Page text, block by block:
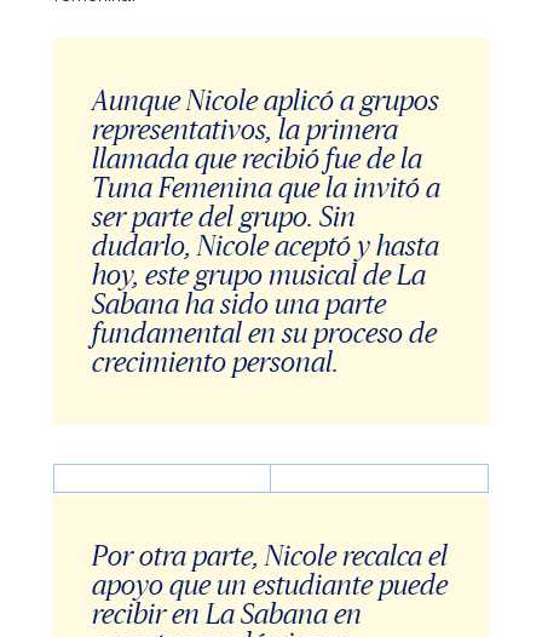
Aunque Nicole aplicó a grupos
representativos, la primera
llamada que recibió fue de la
Tuna Femenina que la invitó a
ser parte del grupo. Sin
dudarlo, Nicole aceptó y hasta
hoy, este grupo musical de La
Sabana ha sido una parte
fundamental en su proceso de
crecimiento personal.
Por otra parte, Nicole recalca el
apoyo que un estudiante puede
recibir en La Sabana en